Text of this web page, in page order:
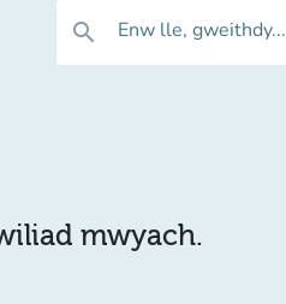
search Enw lle, gweithdy...
mwyach.